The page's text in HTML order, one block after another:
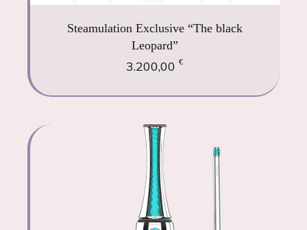
Steamulation Exclusive “The black
Leopard”
3.200,00€